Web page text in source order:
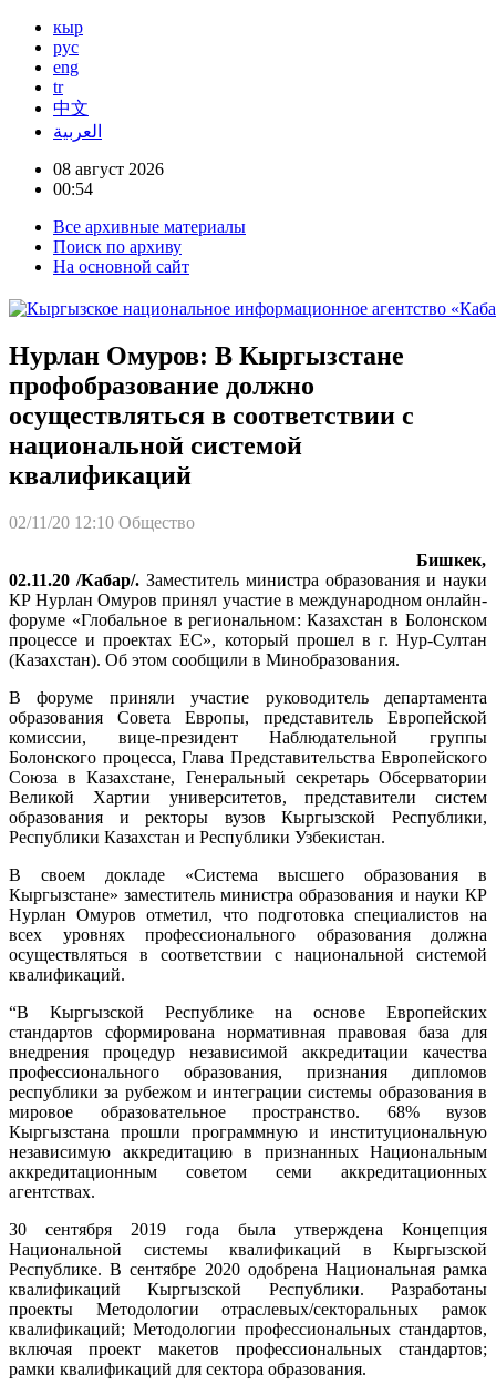
кыр
рус
eng
tr
中文
العربية
08 август 2026
00:54
Все архивные материалы
Поиск по архиву
На основной сайт
Нурлан Омуров: В Кыргызстане
профобразование должно
осуществляться в соответствии с
национальной системой
квалификаций
02/11/20 12:10 Общество
Бишкек,
02.11.20 /Кабар/. Заместитель министра образования и науки
КР Нурлан Омуров принял участие в международном онлайн-
форуме «Глобальное в региональном: Казахстан в Болонском
процессе и проектах ЕС», который прошел в г. Нур-Султан
(Казахстан). Об этом сообщили в Минобразования.
В форуме приняли участие руководитель департамента
образования Совета Европы, представитель Европейской
комиссии, вице-президент Наблюдательной группы
Болонского процесса, Глава Представительства Европейского
Союза в Казахстане, Генеральный секретарь Обсерватории
Великой Хартии университетов, представители систем
образования и ректоры вузов Кыргызской Республики,
Республики Казахстан и Республики Узбекистан.
В своем докладе «Система высшего образования в
Кыргызстане» заместитель министра образования и науки КР
Нурлан Омуров отметил, что подготовка специалистов на
всех уровнях профессионального образования должна
осуществляться в соответствии с национальной системой
квалификаций.
“В Кыргызской Республике на основе Европейских
стандартов сформирована нормативная правовая база для
внедрения процедур независимой аккредитации качества
профессионального образования, признания дипломов
республики за рубежом и интеграции системы образования в
мировое образовательное пространство. 68% вузов
Кыргызстана прошли программную и институциональную
независимую аккредитацию в признанных Национальным
аккредитационным советом семи аккредитационных
агентствах.
30 сентября 2019 года была утверждена Концепция
Национальной системы квалификаций в Кыргызской
Республике. В сентябре 2020 одобрена Национальная рамка
квалификаций Кыргызской Республики. Разработаны
проекты Методологии отраслевых/секторальных рамок
квалификаций; Методологии профессиональных стандартов,
включая проект макетов профессиональных стандартов;
рамки квалификаций для сектора образования.